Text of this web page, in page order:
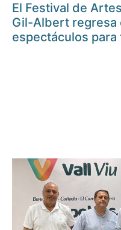
El Festival de
Gil-Albert regresa
espectáculos para